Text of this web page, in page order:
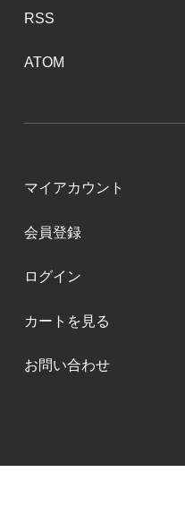
RSS
ATOM
マイアカウント
会員登録
ログイン
カートを見る
お問い合わせ